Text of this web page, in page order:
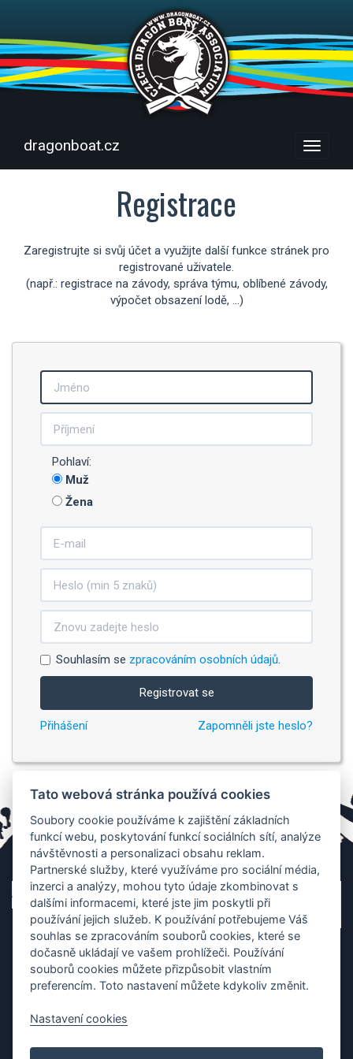
Menu
dragonboat.cz
Registrace
Zaregistrujte si svůj účet a využijte další funkce stránek pro
registrované uživatele.
(např.: registrace na závody, správa týmu, oblíbené závody,
výpočet obsazení lodě, ...)
Pohlaví:
Muž
Žena
Souhlasím se zpracováním osobních údajů.
Registrovat se
Přihášení Zapomněli jste heslo?
Tato webová stránka používá cookies
Soubory cookie používáme k zajištění základních
funkcí webu, poskytování funkcí sociálních sítí, analýze
návštěvnosti a personalizaci obsahu reklam.
Partnerské služby, které využíváme pro sociální média,
inzerci a analýzy, mohou tyto údaje zkombinovat s
dalšími informacemi, které jste jim poskytli při
používání jejich služeb. K používání potřebujeme Váš
souhlas se zpracováním souborů cookies, které se
dočasně ukládají ve vašem prohlížeči. Používání
souborů cookies můžete přizpůsobit vlastním
preferencím. Toto nastavení můžete kdykoliv změnit.
Nastavení cookies